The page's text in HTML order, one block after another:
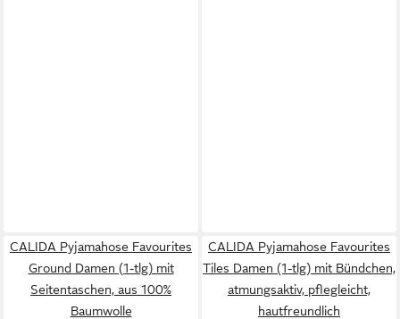
CALIDA Pyjamahose Favourites
Ground Damen (1-tlg) mit
Seitentaschen, aus 100%
Baumwolle
CALIDA Pyjamahose Favourites
Tiles Damen (1-tlg) mit Bündchen,
atmungsaktiv, pflegleicht,
hautfreundlich